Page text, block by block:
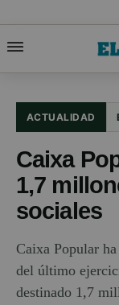
ACTUALIDAD
Caixa
1,7
sociales
Caixa Popular
del último
destinado 1,7